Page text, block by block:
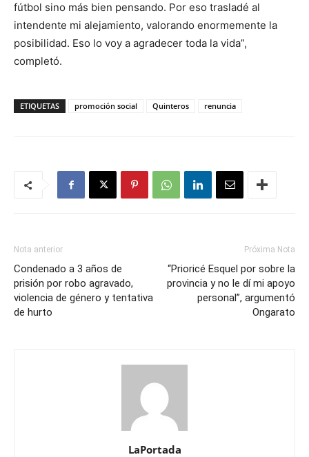
fútbol sino más bien pensando. Por eso trasladé al
intendente mi alejamiento, valorando enormemente la
posibilidad. Eso lo voy a agradecer toda la vida”,
completó.
ETIQUETAS promoción social Quinteros renuncia
Nota anterior
Condenado a 3 años de
prisión por robo agravado,
violencia de género y tentativa
de hurto
Próxima Nota
“Prioricé Esquel por sobre la
provincia y no le dí mi apoyo
personal”, argumentó
Ongarato
LaPortada